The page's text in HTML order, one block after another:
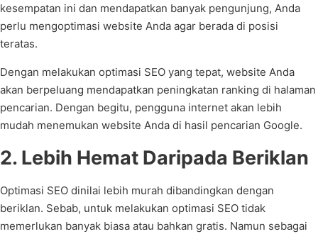
kesempatan ini dan mendapatkan banyak pengunjung, Anda
perlu mengoptimasi website Anda agar berada di posisi
teratas.
Dengan melakukan optimasi SEO yang tepat, website Anda
akan berpeluang mendapatkan peningkatan ranking di halaman
pencarian. Dengan begitu, pengguna internet akan lebih
mudah menemukan website Anda di hasil pencarian Google.
2. Lebih Hemat Daripada Beriklan
Optimasi SEO dinilai lebih murah dibandingkan dengan
beriklan. Sebab, untuk melakukan optimasi SEO tidak
memerlukan banyak biasa atau bahkan gratis. Namun sebagai